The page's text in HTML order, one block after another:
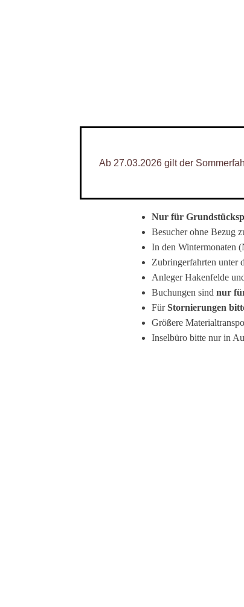
Ab 27.03.2026 gilt der
Nur für
Besucher ohne Bezug
In den Wintermonaten
Zubringerfahrten unter
Anleger Hakenfelde
Buchungen sind nur
FürStornierungen
Größere
Inselbüro bitte nur in